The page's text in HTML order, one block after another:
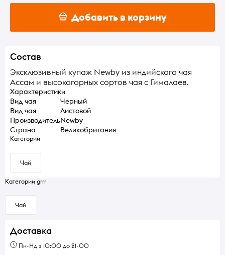
Добавить в корзину
Состав
Эксклюзивный купаж Newby из индийского чая
Ассам и высокогорных сортов чая с Гималаев.
Характеристики
Вид чая
Черный
Вид чая
Листовой
ПроизводительNewby
Страна
Великобритания
Категории
Чай
Категории grrr
Чай
Доставка
Пн-Нд з 10:00 до 21-00